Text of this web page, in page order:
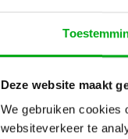
Deze website maakt
We gebruiken cookies
websiteverkeer te